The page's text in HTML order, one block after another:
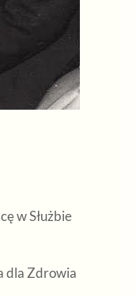
w Służbie
dla Zdrowia